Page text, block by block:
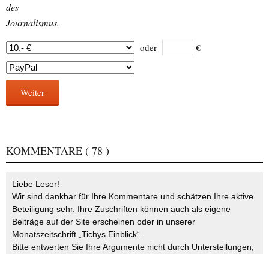
des
Journalismus.
oder €
Weiter
KOMMENTARE ( 78 )
Liebe Leser!
Wir sind dankbar für Ihre Kommentare und schätzen Ihre aktive
Beteiligung sehr. Ihre Zuschriften können auch als eigene
Beiträge auf der Site erscheinen oder in unserer
Monatszeitschrift „Tichys Einblick“.
Bitte entwerten Sie Ihre Argumente nicht durch Unterstellungen,